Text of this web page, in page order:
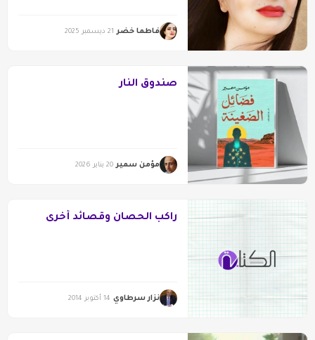
فاطما خضر 21 ديسمبر 2025
صندوقُ النار
مؤمن سمير 20 يناير 2026
راكب الحصان وقصائد أخرى
نزار سرطاوي 14 أكتوبر 2014